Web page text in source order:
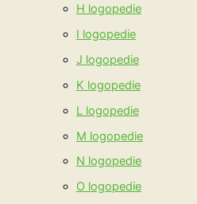
H logopedie
I logopedie
J logopedie
K logopedie
L logopedie
M logopedie
N logopedie
O logopedie